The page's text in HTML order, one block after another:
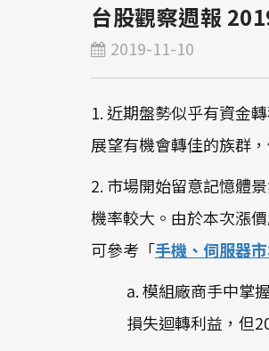
台股觀察週報
2019-11-10
1. 近期盤勢似乎有資金
展望有機會轉佳的族群
2. 市場開始留意記憶體
機率較大。由於本次漲
可參考「手機、伺服器
a. 模組廠商手中掌
損失迴轉利益，但